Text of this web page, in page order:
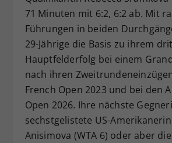
71 Minuten mit 6:2, 6:2 ab. Mit
Führungen in beiden
29-Jährige die Basis zu ihrem
Hauptfelderfolg bei einem
nach ihren
French Open 2023 und bei den
Open 2026. Ihre nächste
sechstgelistete US-
Anisimova (WTA 6) oder aber